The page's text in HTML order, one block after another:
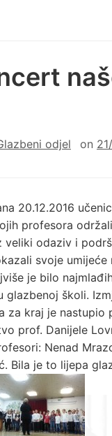
odjel on
20.12.2016
profesora
veliki odaziv i
svoje umijeće
je bilo
glazbenoj školi.
za kraj je nastupio
prof. Danijele
Nenad
Bila je to lijepa